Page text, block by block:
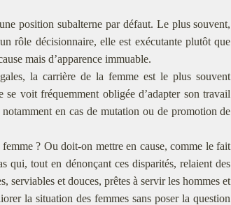
position subalterne par défaut. Le plus souvent,
rôle décisionnaire, elle est exécutante plutôt que
mais d’apparence immuable.
la carrière de la femme est le plus souvent
voit fréquemment obligée d’adapter son travail
en cas de mutation ou de promotion de
? Ou doit-on mettre en cause, comme le fait
qui, tout en dénonçant ces disparités, relaient des
serviables et douces, prêtes à servir les hommes et
la situation des femmes sans poser la question